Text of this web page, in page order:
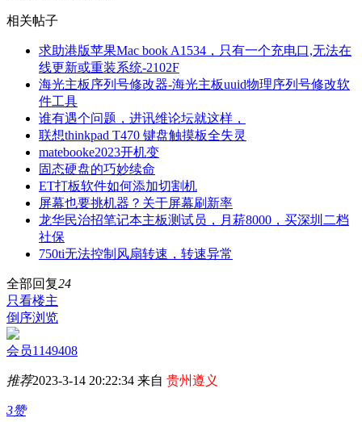
相关帖子
求助港版苹果Mac book A1534，只有一个充电口,无法在
线更新或重装系统-2102F
海光主板序列号修改器-海光主板uuid物理序列号修改软
件工具
谁有遇个问题，进讯维论坛就这样，
联想thinkpad T470 键盘触摸板全失灵
matebooke2023开机变
固态硬盘的巧妙续命
ET打板软件如何添加切割机
屏幕也要挑机器？关于屏幕刷新率
龙华民治招笔记本主板测试员，月菥8000，买深圳二档
社保
750ti无法控制风扇转速，转速异常
全部回复24
只看楼主
倒序浏览
会员1149408
推荐2023-3-14 20:22:34 来自 贵州遵义
3赞